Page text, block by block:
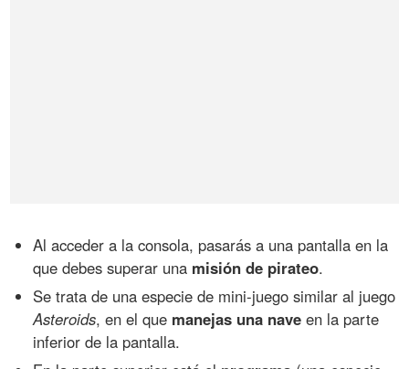
Al acceder a la consola, pasarás a una pantalla en la
que debes superar una misión de pirateo.
Se trata de una especie de mini-juego similar al juego
Asteroids, en el que manejas una nave en la parte
inferior de la pantalla.